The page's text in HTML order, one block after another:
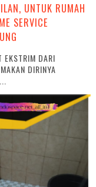
UNTUK RUMAH
SERVICE
EKSTRIM DARI
DIRINYA